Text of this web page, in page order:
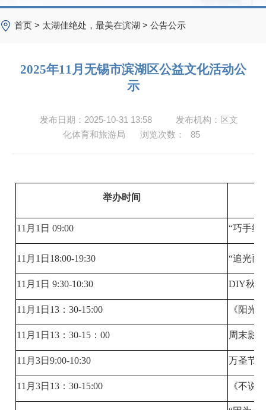
首页 > 太湖佳绝处，最美在滨湖 > 公告公示
2025年11月无锡市滨湖区公益文化活动公
示
发布日期：2025-10-31 13:58
发布机构：区文
化体育和旅游局
浏览次数： 85
举办时间
11月1日 09:00 “巧手织
11月1日18:00-19:30 “追光而
11月1日 9:30-10:30 DIY秋
11月1日13：30-15:00 《阳光
11月1日13：30-15：00 周末影
11月3日9:00-10:30 万圣节
11月3日13：30-15:00 《不说